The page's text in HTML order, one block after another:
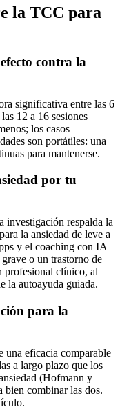
la TCC para
contra la
significativa entre las 6
12 a 16 sesiones
los casos
son portátiles: una
para mantenerse.
por tu
investigación respalda la
la ansiedad de leve a
y el coaching con IA
o un trastorno de
profesional clínico, al
la autoayuda guiada.
para la
una eficacia comparable
a largo plazo que los
(Hofmann y
bien combinar las dos.